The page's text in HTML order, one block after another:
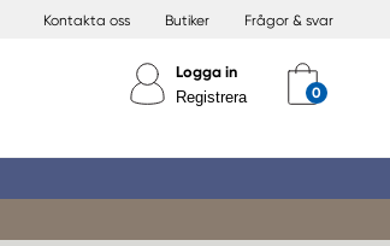
Kontakta oss Butiker Frågor & svar
Logga in
Registrera